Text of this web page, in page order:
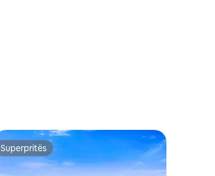
Superpritës
Superpritës